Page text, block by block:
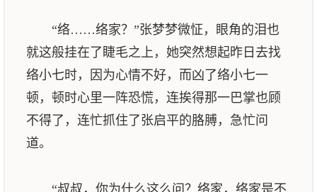
“络……络家？”张梦梦微怔，眼角的泪也
就这般挂在了睫毛之上，她突然想起昨日去找
络小七时，因为心情不好，而凶了络小七一
顿，顿时心里一阵恐慌，连挨得那一巴掌也顾
不得了，连忙抓住了张启平的胳膊，急忙问
道。
“叔叔，你为什么这么问？络家，络家是不